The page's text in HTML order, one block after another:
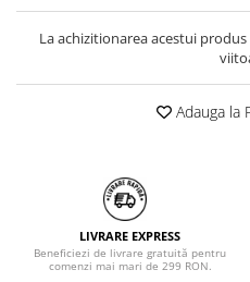
La achizitionarea acestui
Adauga la
LIVRARE EXPRESS
Beneficiezi de livrare gratuită pentru
comenzi mai mari de 299 RON.